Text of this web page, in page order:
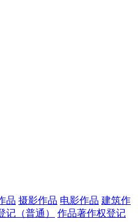
品 摄影作品 电影作品 建筑作
记（普通）
作品著作权登记